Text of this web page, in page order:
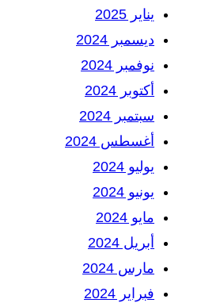
يناير 2025
ديسمبر 2024
نوفمبر 2024
أكتوبر 2024
سبتمبر 2024
أغسطس 2024
يوليو 2024
يونيو 2024
مايو 2024
أبريل 2024
مارس 2024
فبراير 2024